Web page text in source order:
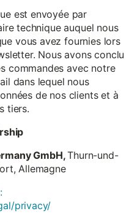
est envoyée par
technique auquel nous
vous avez fournies lors
Nous avons conclu
commandes avec notre
dans lequel nous
de nos clients et à
tiers.
GmbH,Thurn-und-
Allemagne
:
privacy/